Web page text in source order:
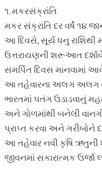
૧. મકરસંક્રાંતિ
મકર સંક્રાંતિ દર વર્ષે
આ દિવસે, સૂર્ય ધનુ રાશિથી
ઉત્તરાયણની શરૂઆત
સમર્પિત દિવસ માનવામાં
આ તહેવારના અલગ અલગ
ભારતમાં પતંગ ઉડાડવાનું
અને ગોળમાંથી બનેલી
પ્રાપ્ત કરવા અને ગરીબોને
આ તહેવાર નવી કૃષિ
જીવનમાં સકારાત્મક ઉર્જા